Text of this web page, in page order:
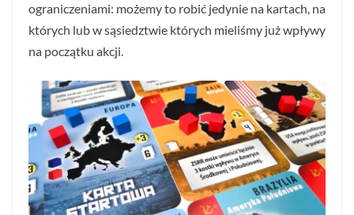
ograniczeniami: możemy to robić jedynie na kartach, na
których lub w sąsiedztwie których mieliśmy już wpływy
na początku akcji.